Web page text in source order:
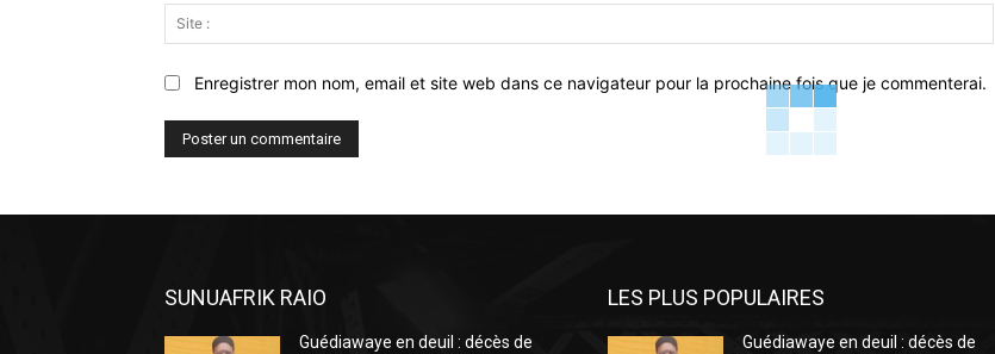
:
Enregistrer mon nom, email et site web dans ce navigateur pour la prochaine fois que je commenterai.
SUNUAFRIK RAIO
Guédiawaye en deuil : décès de
LES PLUS POPULAIRES
Guédiawaye en deuil : décès de